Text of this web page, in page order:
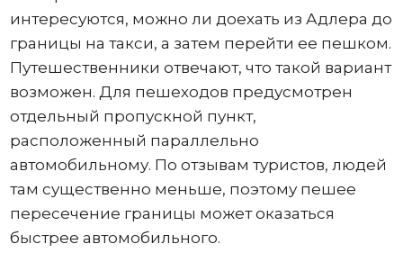
интересуются, можно ли доехать из Адлера до
границы на такси, а затем перейти ее пешком.
Путешественники отвечают, что такой вариант
возможен. Для пешеходов предусмотрен
отдельный пропускной пункт,
расположенный параллельно
автомобильному. По отзывам туристов, людей
там существенно меньше, поэтому пешее
пересечение границы может оказаться
быстрее автомобильного.